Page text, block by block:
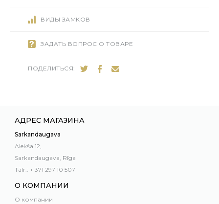
ВИДЫ ЗАМКОВ
ЗАДАТЬ ВОПРОС О ТОВАРЕ
ПОДЕЛИТЬСЯ:
АДРЕС МАГАЗИНА
Sarkandaugava
Alekša 12,
Sarkandaugava, Rīga
Tālr.: + 371 297 10 507
О КОМПАНИИ
О компании